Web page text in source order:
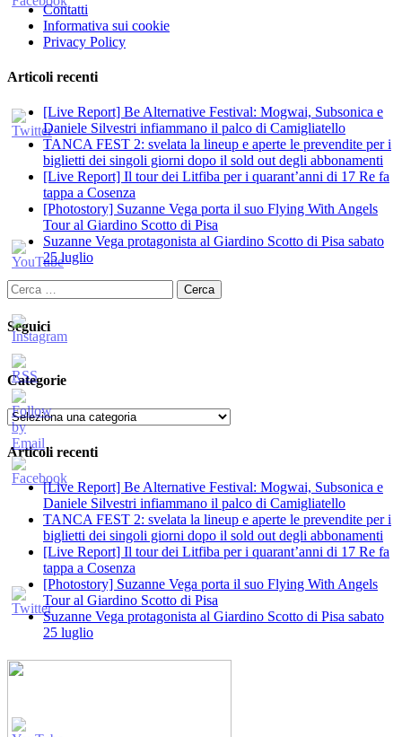
Contatti
Informativa sui cookie
Privacy Policy
Articoli recenti
[Live Report] Be Alternative Festival: Mogwai, Subsonica e
Daniele Silvestri infiammano il palco di Camigliatello
TANCA FEST 2: svelata la lineup e aperte le prevendite per i
biglietti dei singoli giorni dopo il sold out degli abbonamenti
[Live Report] Il tour dei Litfiba per i quarant’anni di 17 Re fa
tappa a Cosenza
[Photostory] Suzanne Vega porta il suo Flying With Angels
Tour al Giardino Scotto di Pisa
Suzanne Vega protagonista al Giardino Scotto di Pisa sabato
25 luglio
Ricerca
per:
Seguici
Categorie
Categorie
Articoli recenti
[Live Report] Be Alternative Festival: Mogwai, Subsonica e
Daniele Silvestri infiammano il palco di Camigliatello
TANCA FEST 2: svelata la lineup e aperte le prevendite per i
biglietti dei singoli giorni dopo il sold out degli abbonamenti
[Live Report] Il tour dei Litfiba per i quarant’anni di 17 Re fa
tappa a Cosenza
[Photostory] Suzanne Vega porta il suo Flying With Angels
Tour al Giardino Scotto di Pisa
Suzanne Vega protagonista al Giardino Scotto di Pisa sabato
25 luglio